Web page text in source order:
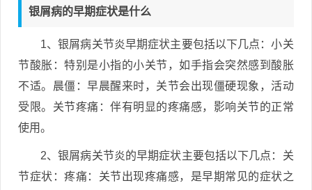
银屑病的早期症状是什么
1、银屑病关节炎早期症状主要包括以下几点：小关
节酸胀：特别是小指的小关节，如手指会突然感到酸胀
不适。晨僵：早晨醒来时，关节会出现僵硬现象，活动
受限。关节疼痛：伴有明显的疼痛感，影响关节的正常
使用。
2、银屑病关节炎的早期症状主要包括以下几点：关
节症状：疼痛：关节出现疼痛感，是早期常见的症状之